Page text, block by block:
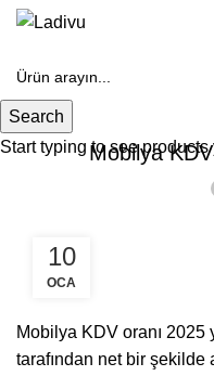
Mobilya
10
OCA
Mobilya KDV oranı 2025
tarafından net bir şekilde
Search
Start typing to see